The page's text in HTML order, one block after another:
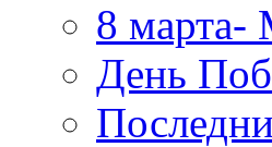
8 марта-
День